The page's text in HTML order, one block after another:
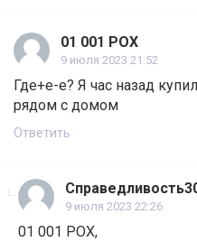
01 001 POX
9 июля 2023 21:52
Где+е-е? Я час назад
рядом с домом
Ответить
9 июля 2023 22:26
01 001 POX,